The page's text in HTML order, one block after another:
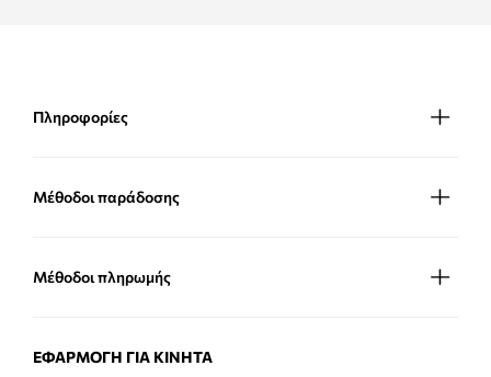
Πληροφορίες
Μέθοδοι παράδοσης
Μέθοδοι πληρωμής
ΕΦΑΡΜΟΓΉ ΓΙΑ ΚΙΝΗΤΆ